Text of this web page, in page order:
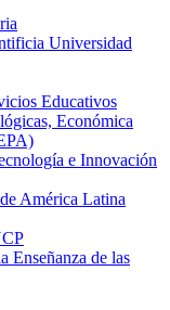
Universidad
Educativos
Económica
e Innovación
América Latina
Enseñanza de las